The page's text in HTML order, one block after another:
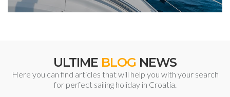
ULTIME BLOG NEWS
Here you can find articles that will help you with your search
for perfect sailing holiday in Croatia.